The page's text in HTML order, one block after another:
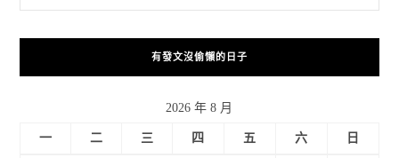
有發文沒偷懶的日子
2026 年 8 月
一 二 三 四 五 六 日